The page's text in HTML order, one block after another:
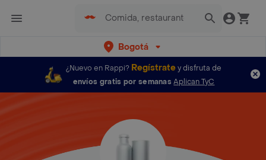
Bogotá
¿Nuevo en Rappi? Regístratey disfruta de
envíos gratis por semanas Aplican TyC